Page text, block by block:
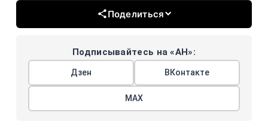
Поделиться
Подписывайтесь на «АН»:
Дзен ВКонтакте
МАХ